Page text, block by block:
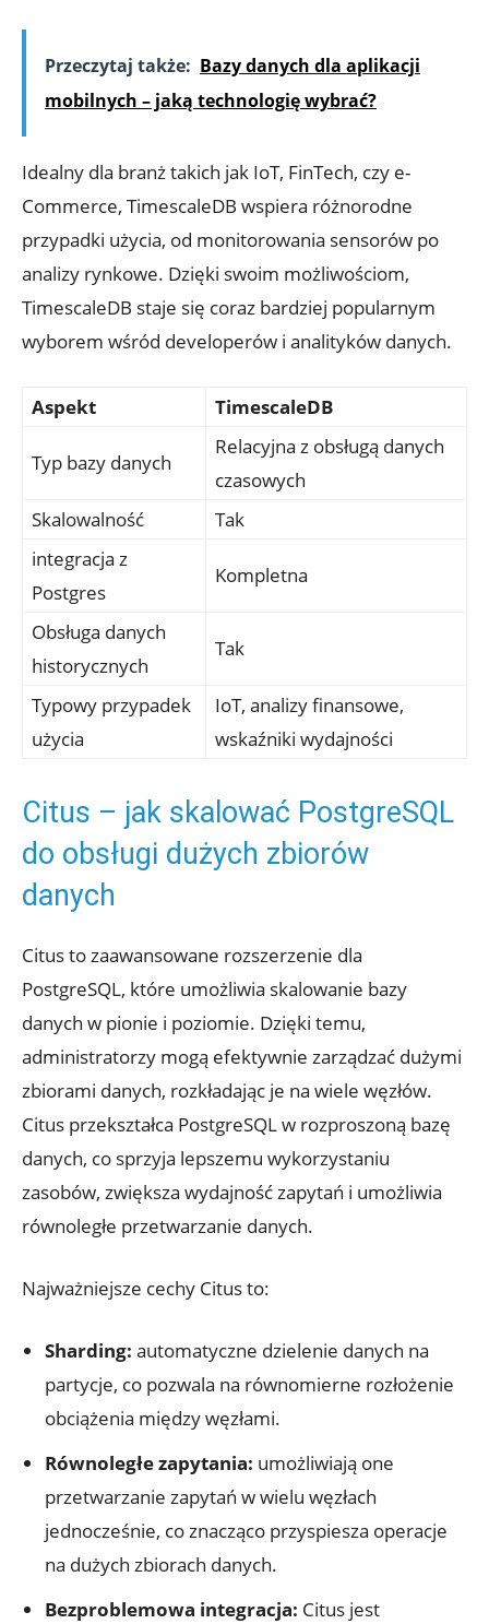
Przeczytaj także: Bazy danych dla aplikacji
mobilnych – jaką technologię wybrać?
Idealny ‍dla branż takich jak IoT, ‍FinTech, czy ⁣e-
Commerce,‌ TimescaleDB wspiera różnorodne
przypadki użycia, od ‍monitorowania sensorów po
analizy ⁢rynkowe. Dzięki swoim możliwościom,
TimescaleDB staje się coraz bardziej popularnym
wyborem wśród‍ developerów ⁢i analityków‍ danych.
Aspekt TimescaleDB
Typ bazy danych
Relacyjna z​ obsługą danych
czasowych
Skalowalność
Tak
integracja z
Postgres
Kompletna
Obsługa danych
historycznych
Tak
Typowy‍ przypadek
⁢użycia
IoT, ‍analizy finansowe,
wskaźniki wydajności
Citus – jak skalować PostgreSQL
⁣do obsługi‌ dużych zbiorów
danych
Citus‌ to zaawansowane rozszerzenie⁢ dla
PostgreSQL, które⁢ umożliwia ‌skalowanie bazy
danych w pionie i poziomie. Dzięki temu,
administratorzy mogą efektywnie zarządzać dużymi
zbiorami danych, rozkładając⁢ je na wiele ‌węzłów.
‌Citus przekształca ​PostgreSQL w rozproszoną bazę
danych, co sprzyja ​lepszemu⁢ wykorzystaniu
⁣zasobów, zwiększa wydajność zapytań‍ i umożliwia
⁤równoległe przetwarzanie danych.
Najważniejsze cechy Citus to:
Sharding: automatyczne dzielenie danych‌ na
partycje, co⁤ pozwala na równomierne rozłożenie
obciążenia ⁢między węzłami.
Równoległe zapytania: umożliwiają one
⁤przetwarzanie zapytań w wielu węzłach
⁢jednocześnie,⁢ co znacząco przyspiesza operacje
na dużych zbiorach danych.
Bezproblemowa integracja: Citus jest